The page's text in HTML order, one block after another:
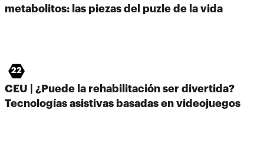
metabolitos: las piezas del puzle de la vida
22
CEU | ¿Puede la rehabilitación ser divertida?
Tecnologías asistivas basadas en videojuegos